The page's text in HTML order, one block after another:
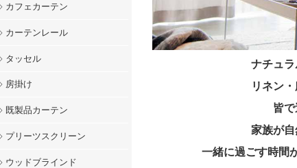
ナチュラ
リネン
皆
家族が自
一緒に過ごす時間
カフェカーテン
カーテンレール
タッセル
房掛け
既製品カーテン
プリーツスクリーン
ウッドブラインド